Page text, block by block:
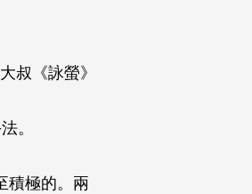
叔《詠螢》
。
積極的。兩